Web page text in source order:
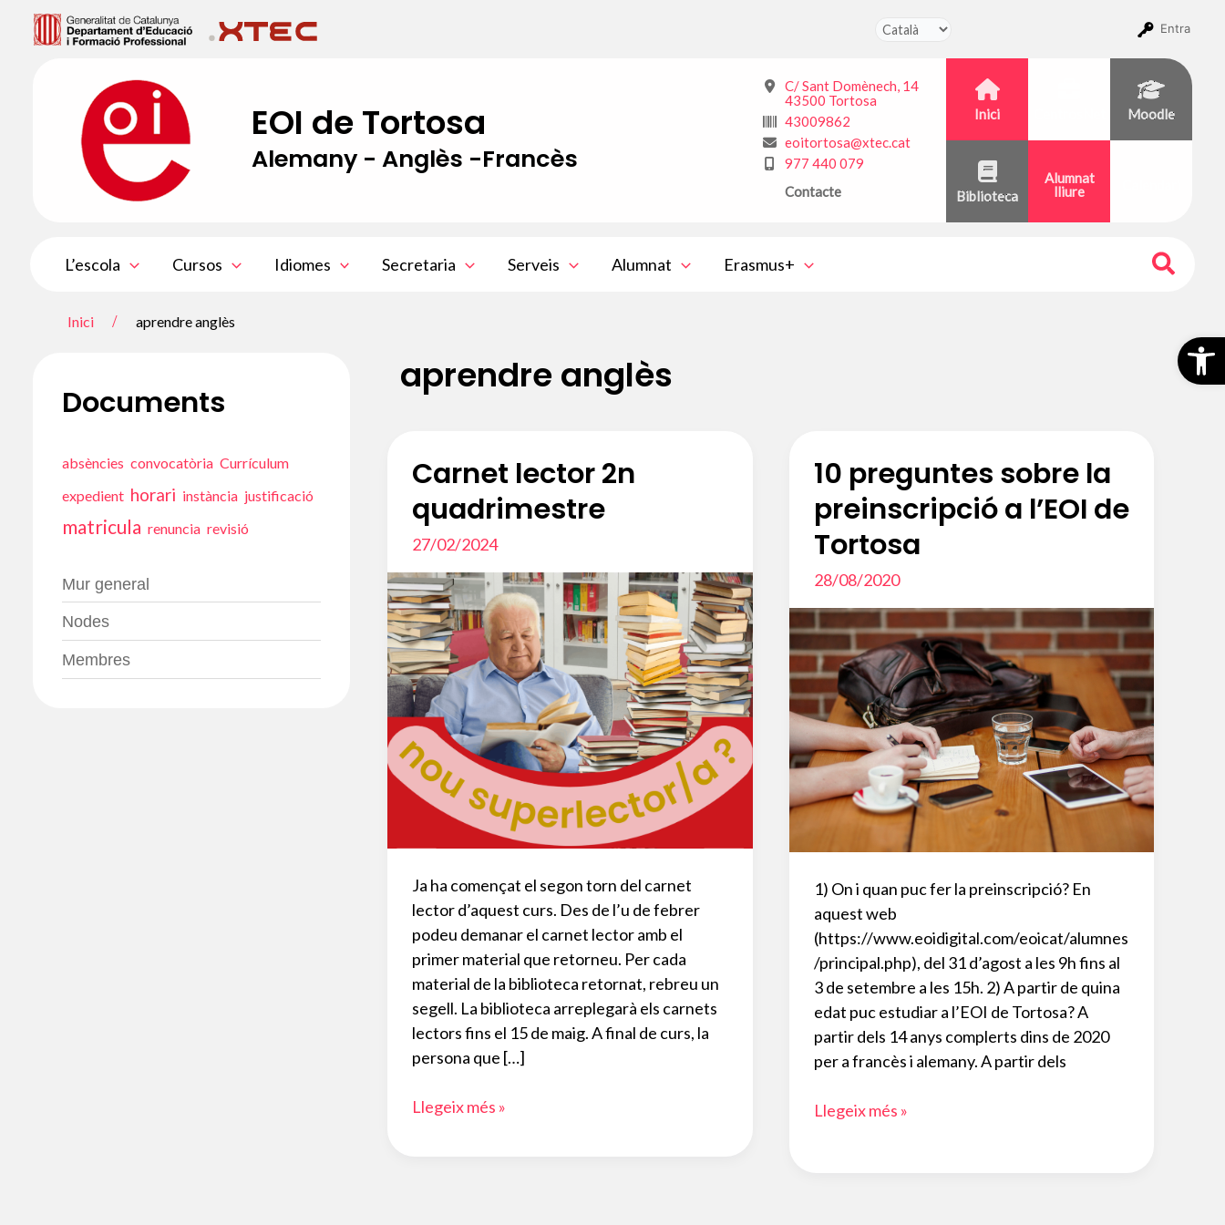
Entra
EOI de Tortosa
Alemany - Anglès -Francès
C/ Sant Domènech, 14
43500 Tortosa
43009862
eoitortosa@xtec.cat
977 440 079
Contacte
Inici Moodle
Biblioteca
Alumnat
lliure
L’escola Cursos Idiomes Secretaria Serveis Alumnat Erasmus+
Inici aprendre anglès
Documents
absències convocatòria Currículum
expedient horari instància justificació
matricula renuncia revisió
Mur general
Nodes
Membres
aprendre anglès
Carnet lector 2n
quadrimestre
27/02/2024
Ja ha començat el segon torn del carnet
lector d’aquest curs. Des de l’u de febrer
podeu demanar el carnet lector amb el
primer material que retorneu. Per cada
material de la biblioteca retornat, rebreu un
segell. La biblioteca arreplegarà els carnets
lectors fins el 15 de maig. A final de curs, la
persona que […]
Carnet
Llegeix més »
10 preguntes sobre la
preinscripció a l’EOI de
Tortosa
28/08/2020
1) On i quan puc fer la preinscripció? En
aquest web
(https://www.eoidigital.com/eoicat/alumnes
/principal.php), del 31 d’agost a les 9h fins al
3 de setembre a les 15h. 2) A partir de quina
edat puc estudiar a l’EOI de Tortosa? A
partir dels 14 anys complerts dins de 2020
per a francès i alemany. A partir dels
10
Llegeix més »